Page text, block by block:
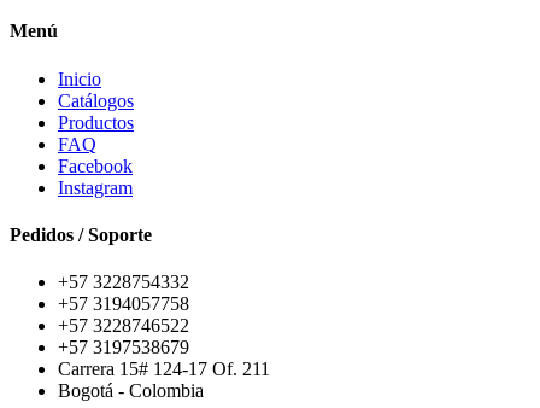
Menú
Inicio
Catálogos
Productos
FAQ
Facebook
Instagram
Pedidos / Soporte
+57 3228754332
+57 3194057758
+57 3228746522
+57 3197538679
Carrera 15# 124-17 Of. 211
Bogotá - Colombia